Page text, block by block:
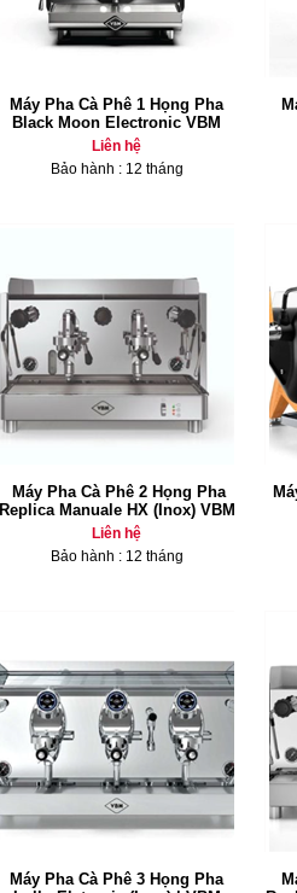
Máy Pha Cà Phê 1 Họng Pha
Black Moon Electronic VBM
Liên hệ
Bảo hành : 12 tháng
Máy Pha Cà Phê 2 Họng Pha
Replica Manuale HX (Inox) VBM
Liên hệ
Bảo hành : 12 tháng
Máy Pha Cà Phê 3 Họng Pha